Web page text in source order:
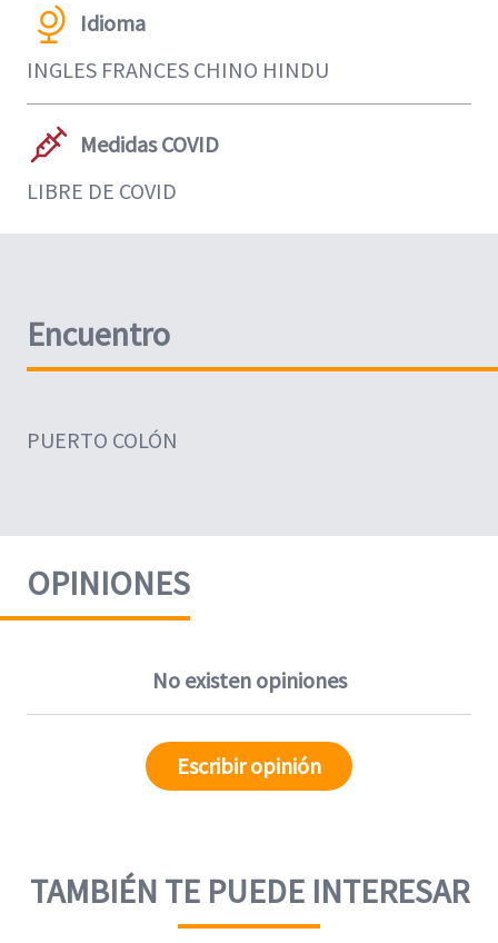
Idioma
INGLES FRANCES CHINO HINDU
Medidas COVID
LIBRE DE COVID
Encuentro
PUERTO COLÓN
OPINIONES
No existen opiniones
Escribir opinión
TAMBIÉN TE PUEDE INTERESAR